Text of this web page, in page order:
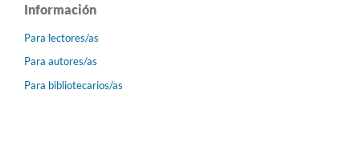
Información
Para lectores/as
Para autores/as
Para bibliotecarios/as